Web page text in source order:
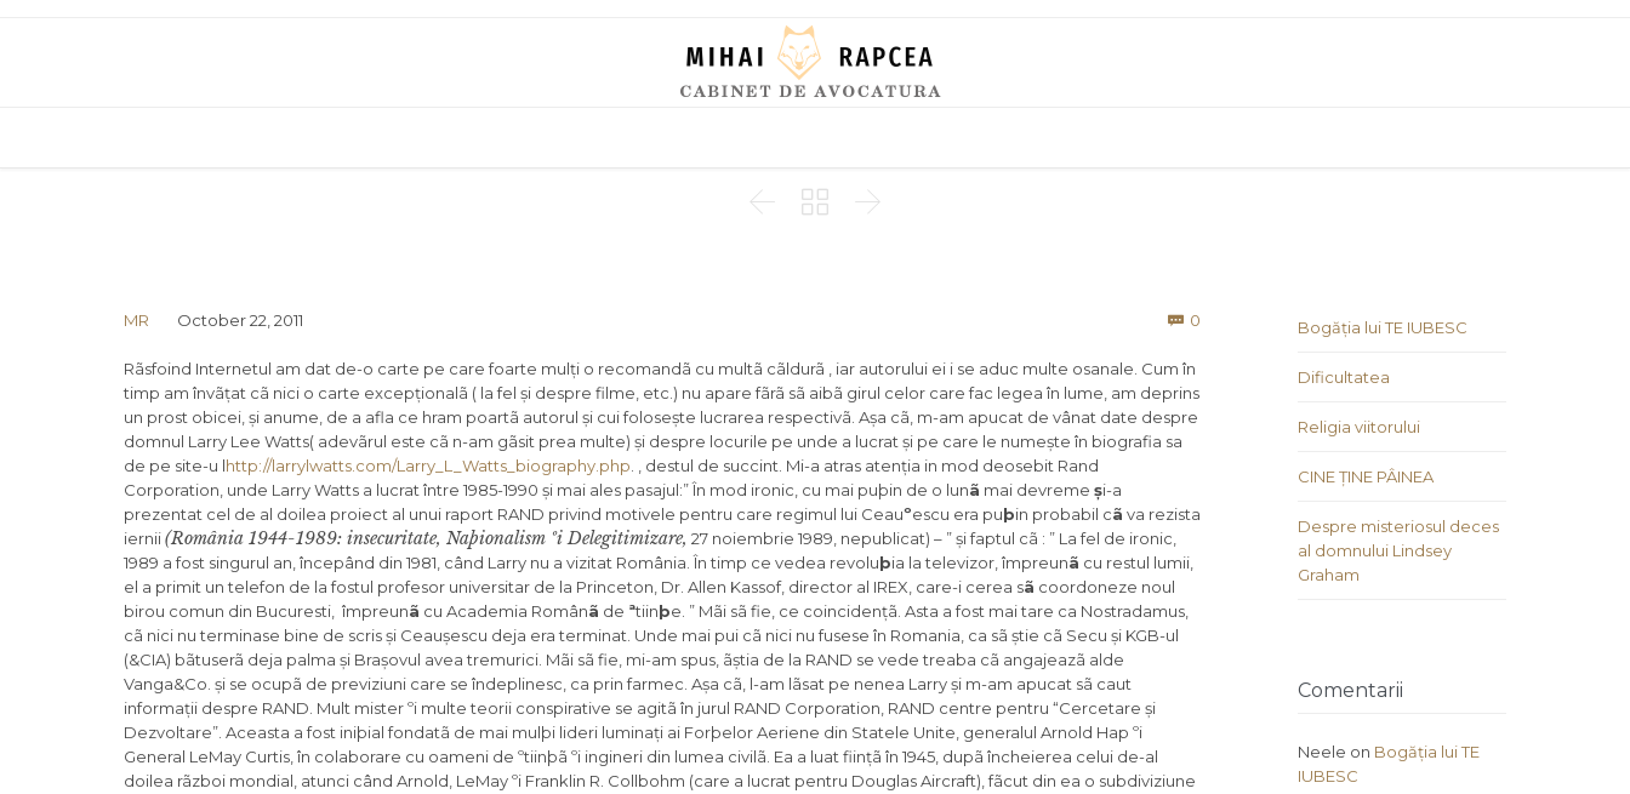
  
MR October 22, 2011  0
Rãsfoind Internetul am dat de-o carte pe care foarte mulți o recomandã cu multã cãldurã , iar autorului ei i se aduc multe osanale. Cum în
timp am învãțat cã nici o carte excepționalã ( la fel și despre filme, etc.) nu apare fãrã sã aibã girul celor care fac legea în lume, am deprins
un prost obicei, și anume, de a afla ce hram poartã autorul și cui folosește lucrarea respectivã. Așa cã, m-am apucat de vânat date despre
domnul Larry Lee Watts( adevãrul este cã n-am gãsit prea multe) și despre locurile pe unde a lucrat și pe care le numește în biografia sa
de pe site-u lhttp://larrylwatts.com/Larry_L_Watts_biography.php . , destul de succint. Mi-a atras atenția in mod deosebit Rand
Corporation, unde Larry Watts a lucrat între 1985-1990 și mai ales pasajul:” În mod ironic, cu mai puþin de o lunã mai devreme și-a
prezentat cel de al doilea proiect al unui raport RAND privind motivele pentru care regimul lui Ceauºescu era puþin probabil cã va rezista
iernii(România 1944-1989: insecuritate, Naþionalism ºi Delegitimizare, 27 noiembrie 1989, nepublicat) – ” și faptul cã : ” La fel de ironic,
1989 a fost singurul an, începând din 1981, când Larry nu a vizitat România. În timp ce vedea revoluþia la televizor, împreunã cu restul lumii,
el a primit un telefon de la fostul profesor universitar de la Princeton, Dr. Allen Kassof, director al IREX, care-i cerea sã coordoneze noul
birou comun din Bucuresti, împreunã cu Academia Românã de ªtiinþe. ” Mãi sã fie, ce coincidențã. Asta a fost mai tare ca Nostradamus,
cã nici nu terminase bine de scris și Ceaușescu deja era terminat. Unde mai pui cã nici nu fusese în Romania, ca sã știe cã Secu și KGB-ul
(&CIA) bãtuserã deja palma și Brașovul avea tremurici. Mãi sã fie, mi-am spus, ãștia de la RAND se vede treaba cã angajeazã alde
Vanga&Co. și se ocupã de previziuni care se îndeplinesc, ca prin farmec. Așa cã, l-am lãsat pe nenea Larry și m-am apucat sã caut
informații despre RAND. Mult mister ºi multe teorii conspirative se agitã în jurul RAND Corporation, RAND centre pentru “Cercetare și
Dezvoltare”. Aceasta a fost iniþial fondatã de mai mulþi lideri luminați ai Forþelor Aeriene din Statele Unite, generalul Arnold Hap ºi
General LeMay Curtis, în colaborare cu oameni de ºtiinþã ºi ingineri din lumea civilã. Ea a luat ființã în 1945, dupã încheierea celui de-al
doilea rãzboi mondial, atunci când Arnold, LeMay ºi Franklin R. Collbohm (care a lucrat pentru Douglas Aircraft), fãcut din ea o subdiviziune
Bogăția lui TE IUBESC
Dificultatea
Religia viitorului
CINE ȚINE PÂINEA
Despre misteriosul deces
al domnului Lindsey
Graham
Comentarii
Neele on Bogăția lui TE
IUBESC